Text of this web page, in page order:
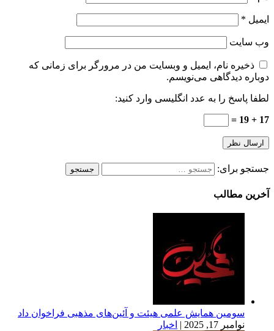
ایمیل و وبسایت من در مرورگر برای زمانی که
می‌نویسم.
به عدد انگلیسی وارد کنید:
همایش علمی هیئت و آئین‌های مذهبی فراخوان داد
|اخبار